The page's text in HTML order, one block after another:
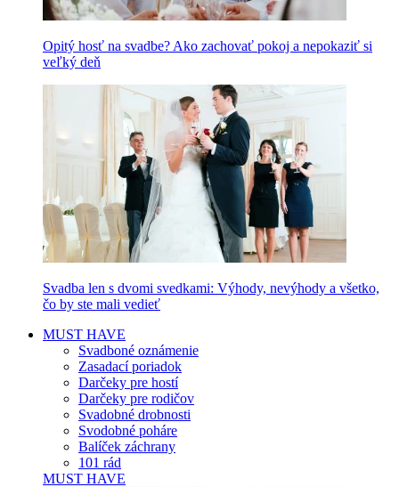
Opitý hosť na svadbe? Ako zachovať pokoj a nepokaziť si
veľký deň
Svadba len s dvomi svedkami: Výhody, nevýhody a všetko,
čo by ste mali vedieť
MUST HAVE
Svadboné oznámenie
Zasadací poriadok
Darčeky pre hostí
Darčeky pre rodičov
Svadobné drobnosti
Svodobné poháre
Balíček záchrany
101 rád
MUST HAVE